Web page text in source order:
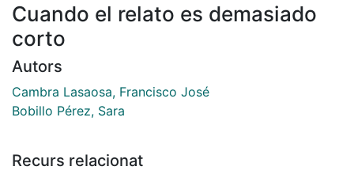
Cuando el relato es demasiado
corto
Autors
Cambra Lasaosa, Francisco José
Bobillo Pérez, Sara
Recurs relacionat